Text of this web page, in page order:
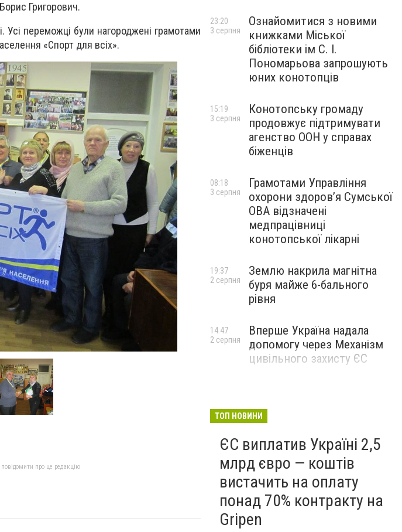
Григорович.
Усі переможці були нагороджені грамотами
«Спорт для всіх».
про це редакцію
Ознайомитися з новими
книжками Міської
бібліотеки ім С. І.
Пономарьова запрошують
юних конотопців
23:20
3 серпня
Конотопську громаду
продовжує підтримувати
агенство ООН у справах
біженців
15:19
3 серпня
Грамотами Управління
охорони здоров’я Сумської
ОВА відзначені
медпрацівниці
конотопської лікарні
08:18
3 серпня
Землю накрила магнітна
буря майже 6-бального
рівня
19:37
2 серпня
Вперше Україна надала
допомогу через Механізм
цивільного захисту ЄС
14:47
2 серпня
ТОП НОВИНИ
ЄС виплатив Україні 2,5
млрд євро — коштів
вистачить на оплату
понад 70% контракту на
Gripen